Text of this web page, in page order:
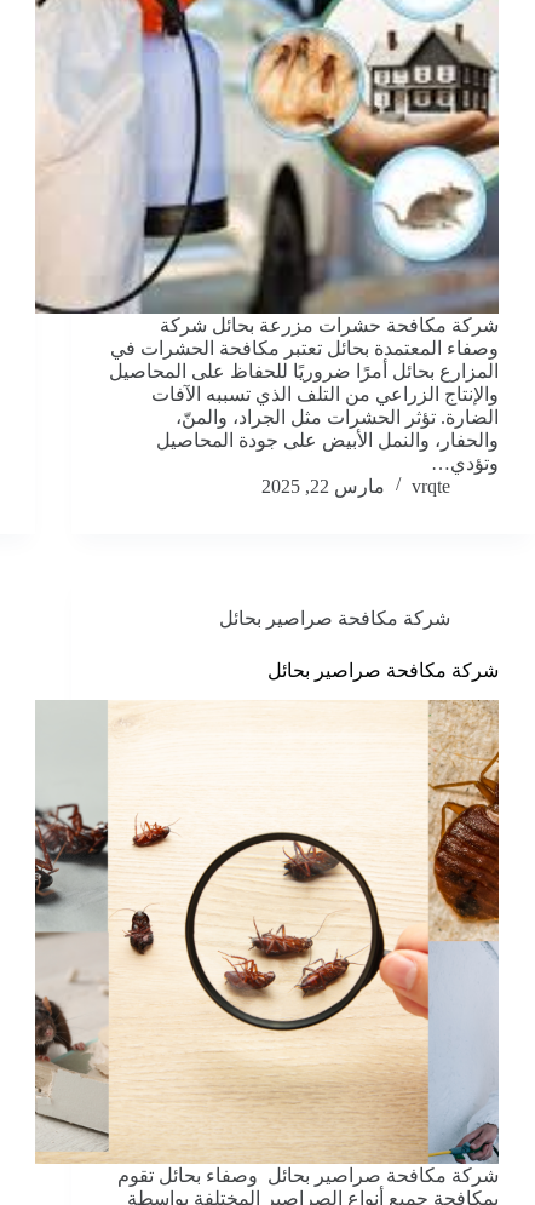
شركة مكافحة حشرات مزرعة بحائل شركة
وصفاء المعتمدة بحائل تعتبر مكافحة الحشرات في
المزارع بحائل أمرًا ضروريًا للحفاظ على المحاصيل
والإنتاج الزراعي من التلف الذي تسببه الآفات
الضارة. تؤثر الحشرات مثل الجراد، والمنّ،
والحفار، والنمل الأبيض على جودة المحاصيل
وتؤدي…
vrqte
مارس 22, 2025
شركة مكافحة صراصير بحائل
شركة مكافحة صراصير بحائل
شركة مكافحة صراصير بحائل وصفاء بحائل تقوم
بمكافحة جميع أنواع الصراصير المختلفة بواسطة